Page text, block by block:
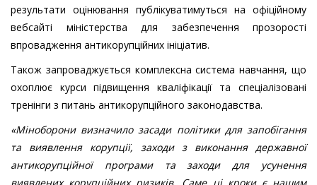
результати оцінювання публікуватимуться на офіційному
вебсайті міністерства для забезпечення прозорості
впровадження антикорупційних ініціатив.
Також запроваджується комплексна система навчання, що
охоплює курси підвищення кваліфікації та спеціалізовані
тренінги з питань антикорупційного законодавства.
«Міноборони визначило засади політики для запобігання
та виявлення корупції, заходи з виконання державної
антикорупційної програми та заходи для усунення